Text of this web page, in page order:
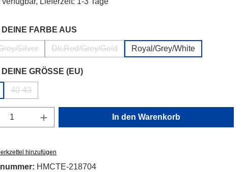
FARBE AUS
Silver
(Diese Option ist zurzeit nicht verfügbar.)
Dk.Red/Grey/Gold
(Diese Option ist zurzeit nicht verfügbar.)
Royal/Grey/White
GRÖSSE (EU)auswählen
40-43
Anzahl: Gib den gewünschten Wert ein
In den Warenkorb
hinzufügen
HMCTE-218704